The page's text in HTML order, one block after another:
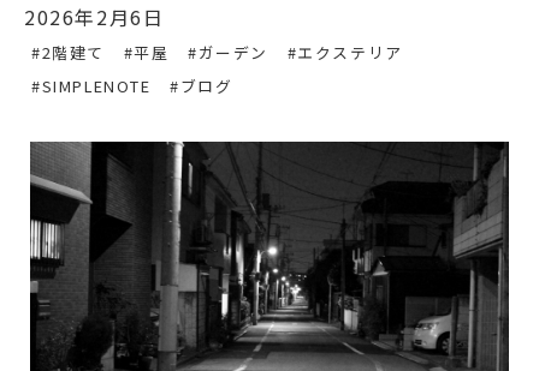
2026年2月6日
#2階建て #平屋 #ガーデン
#エクステリア
#SIMPLENOTE
#ブログ